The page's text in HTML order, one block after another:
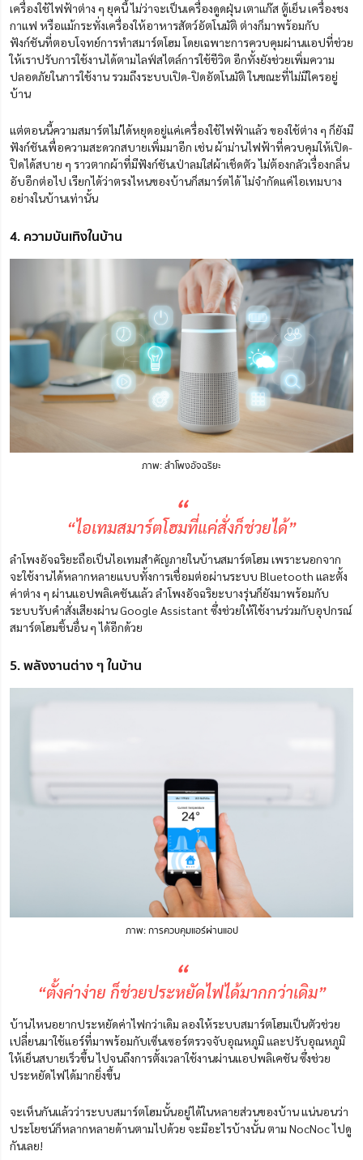
เครื่องใช้ไฟฟ้าต่าง ๆ ยุคนี้ ไม่ว่าจะเป็นเครื่องดูดฝุ่น เตาแก๊ส ตู้เย็น เครื่องชง
กาแฟ หรือแม้กระทั่งเครื่องให้อาหารสัตว์อัตโนมัติ ต่างก็มาพร้อมกับ
ฟังก์ชันที่ตอบโจทย์การทำสมาร์ตโฮม โดยเฉพาะการควบคุมผ่านแอปที่ช่วย
ให้เราปรับการใช้งานได้ตามไลฟ์สไตล์การใช้ชีวิต อีกทั้งยังช่วยเพิ่มความ
ปลอดภัยในการใช้งาน รวมถึงระบบเปิด-ปิดอัตโนมัติ ในขณะที่ไม่มีใครอยู่
บ้าน
แต่ตอนนี้ความสมาร์ตไม่ได้หยุดอยู่แค่เครื่องใช้ไฟฟ้าแล้ว ของใช้ต่าง ๆ ก็ยังมี
ฟังก์ชันเพื่อความสะดวกสบายเพิ่มมาอีก เช่น ผ้าม่านไฟฟ้าที่ควบคุมให้เปิด-
ปิดได้สบาย ๆ ราวตากผ้าที่มีฟังก์ชันเป่าลมใส่ผ้าเช็ดตัว ไม่ต้องกลัวเรื่องกลิ่น
อับอีกต่อไป เรียกได้ว่าตรงไหนของบ้านก็สมาร์ตได้ ไม่จำกัดแค่ไอเทมบาง
อย่างในบ้านเท่านั้น
4. ความบันเทิงในบ้าน
ภาพ: ลำโพงอัจฉริยะ
“
“ไอเทมสมาร์ตโฮมที่แค่สั่งก็ช่วยได้”
ลำโพงอัจฉริยะถือเป็นไอเทมสำคัญภายในบ้านสมาร์ตโฮม เพราะนอกจาก
จะใช้งานได้หลากหลายแบบทั้งการเชื่อมต่อผ่านระบบ Bluetooth และตั้ง
ค่าต่าง ๆ ผ่านแอปพลิเคชันแล้ว ลำโพงอัจฉริยะบางรุ่นก็ยังมาพร้อมกับ
ระบบรับคำสั่งเสียงผ่าน Google Assistant ซึ่งช่วยให้ใช้งานร่วมกับอุปกรณ์
สมาร์ตโฮมชิ้นอื่น ๆ ได้อีกด้วย
5. พลังงานต่าง ๆ ในบ้าน
ภาพ: การควบคุมแอร์ผ่านแอป
“
“ตั้งค่าง่าย ก็ช่วยประหยัดไฟได้มากกว่าเดิม”
บ้านไหนอยากประหยัดค่าไฟกว่าเดิม ลองให้ระบบสมาร์ตโฮมเป็นตัวช่วย
เปลี่ยนมาใช้แอร์ที่มาพร้อมกับเซ็นเซอร์ตรวจจับอุณหภูมิ และปรับอุณหภูมิ
ให้เย็นสบายเร็วขึ้น ไปจนถึงการตั้งเวลาใช้งานผ่านแอปพลิเคชัน ซึ่งช่วย
ประหยัดไฟได้มากยิ่งขึ้น
จะเห็นกันแล้วว่าระบบสมาร์ตโฮมนั้นอยู่ได้ในหลายส่วนของบ้าน แน่นอนว่า
ประโยชน์ก็หลากหลายด้านตามไปด้วย จะมีอะไรบ้างนั้น ตาม NocNoc ไปดู
กันเลย!